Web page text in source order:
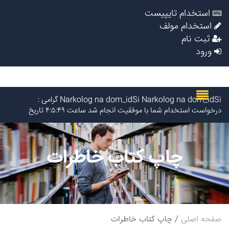
استخدام تایپیست
استخدام مولف
ثبت نام
ورود
Lychshie karnizi_moOl Lychshie karnizi_moOl گرامی :
درخواست استخدام شما با موفقیت انجام شد ساعت ۴:۵:۴۹ تاریخ
۱۴۰۵/۵/۱۷
LarrySkavY LarrySkavY گرامی : درخواست استخدام شما با موفقیت
انجام شد ساعت ۳:۲۳:۲۴ تاریخ ۱۴۰۵/۵/۱۷
Narkolog na dom_jmot Narkolog na dom_jmot گرامی :
درخواست استخدام شما با موفقیت انجام شد ساعت ۰:۵۱:۱۷ تاریخ
۱۴۰۵/۵/۱۷
Narkolog na dom_yysn Narkolog na dom_yysn گرامی :
درخواست استخدام شما با موفقیت انجام شد ساعت ۲۱:۲۱:۰ تاریخ
۱۴۰۵/۵/۱۶
چاپ کتاب خاطرات
صفحه اصلی چاپ کتاب خاطرات